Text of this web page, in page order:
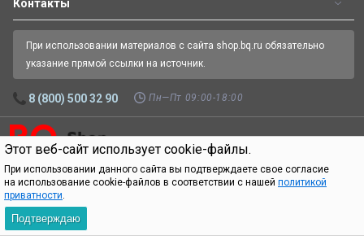
Этот веб-сайт использует cookie-файлы.
При использовании данного сайта вы подтверждаете свое согласие
на использование cookie-файлов в соответствии с нашей политикой
приватности.
Подтверждаю
Контакты
При использовании материалов с сайта shop.bq.ru обязательно
указание прямой ссылки на источник.
8 (800) 500 32 90 Пн—Пт 09:00-18:00
© 2026Официальный интернет-магазин BQ. Все права защищены.